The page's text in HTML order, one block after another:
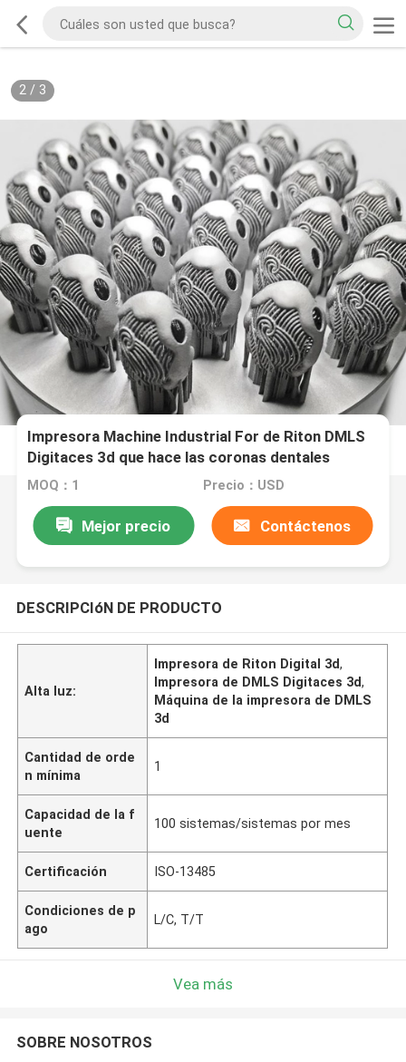
2/ 3
Impresora Machine Industrial For de Riton DMLS
Digitaces 3d que hace las coronas dentales
MOQ：1 Precio：USD
Mejor precio Contáctenos
DESCRIPCIóN DE PRODUCTO
Alta luz:
Impresora de Riton Digital 3d,
Impresora de DMLS Digitaces 3d,
Máquina de la impresora de DMLS
3d
Cantidad de orde
n mínima
1
Capacidad de la f
uente
100 sistemas/sistemas por mes
Certificación ISO-13485
Condiciones de p
ago
L/C, T/T
Vea más
SOBRE NOSOTROS